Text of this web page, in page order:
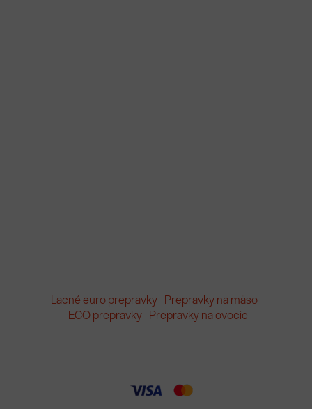
Lacné euro prepravky Prepravky na mäso
ECO prepravky Prepravky na ovocie